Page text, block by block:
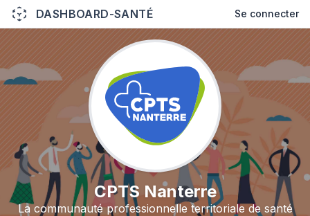
DASHBOARD-SANTÉ Se connecter
CPTS Nanterre
La communauté professionnelle territoriale de santé